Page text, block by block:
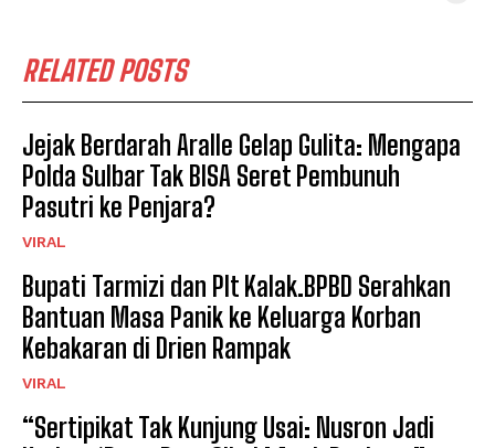
RELATED POSTS
Jejak Berdarah Aralle Gelap Gulita: Mengapa
Polda Sulbar Tak BISA Seret Pembunuh
Pasutri ke Penjara?
VIRAL
Bupati Tarmizi dan Plt Kalak.BPBD Serahkan
Bantuan Masa Panik ke Keluarga Korban
Kebakaran di Drien Rampak
VIRAL
“Sertipikat Tak Kunjung Usai: Nusron Jadi